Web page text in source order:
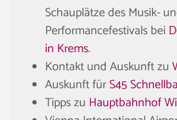
Schauplätze des Musik-
Performancefestivals bei
in Krems.
Kontakt und Auskunft zu
Auskunft fürS45
Tipps zu Hauptbahnhof